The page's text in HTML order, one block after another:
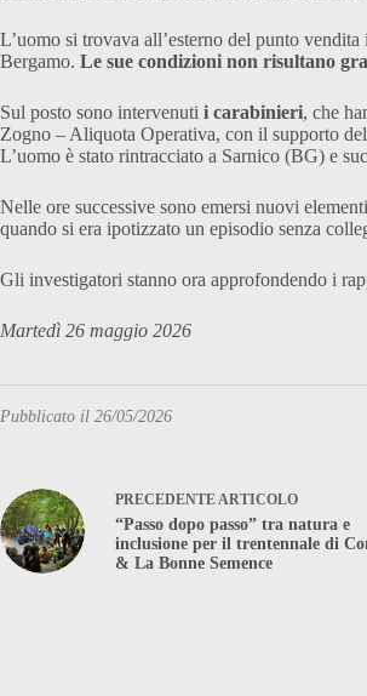
L’uomo si trovava all’esterno del punto
Bergamo. Le sue condizioni non risultano
Sul posto sono intervenuti i carabinieri, che
Zogno – Aliquota Operativa, con il supporto
L’uomo è stato rintracciato a Sarnico (BG) e
Nelle ore successive sono emersi nuovi
quando si era ipotizzato un episodio senza
Gli investigatori stanno ora approfondendo i
Martedì 26 maggio 2026
Pubblicato il 26/05/2026
PRECEDENTEARTICOLO
“Passo dopo passo” tra natura e
inclusione per il trentennale di
& La Bonne Semence